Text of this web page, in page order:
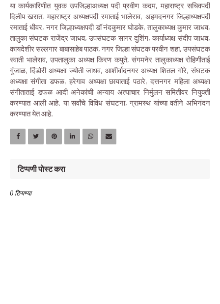
या कार्यकारिणीत युवक उपजिल्हाअध्यक्ष पदी प्रवीण कदम, महाराष्ट्र सचिवपदी
दिलीप खरात, महाराष्ट्र अध्यक्षपदी रमाताई भालेराव, अहमदनगर जिल्हाध्यक्षपदी
रमाताई धीवर, नगर जिल्हाध्यक्षपदी डॉ नंदकुमार घोडके, तालुकाध्यक्ष कुमार जाधव,
तालुका संघटक राजेंद्र जाधव, उपसंघटक सागर दुशिंग, कार्याध्यक्ष संदीप जाधव,
कायदेशीर सल्लगार बाबासाहेब पाठक, नगर जिल्हा संघटक परवीन शहा, उपसंघटक
स्वाती भालेराव, उपतालुका अध्यक्ष किरण कपुते, संगमनेर तालुकाध्यक्ष रोहिणीताई
गुंजाळ, दिंडोरी अध्यक्षा ज्योती जाधव, आशीर्वादनगर अध्यक्ष शितल गोरे, संघटक
अध्यक्षा संगीता डफळ, हरेगाव अध्यक्षा छायाताई पठारे, दत्तनगर महिला अध्यक्षा
संगीताताई डफळ आदी अनेकांची अन्याय अत्याचार निर्मुलन समितीवर नियुक्ती
करण्यात आली आहे. या सर्वांचे विविध संघटना, ग्रामस्थ यांच्या वतीने अभिनंदन
करण्यात येत आहे.
टिप्पणी पोस्ट करा
0 टिप्पण्या